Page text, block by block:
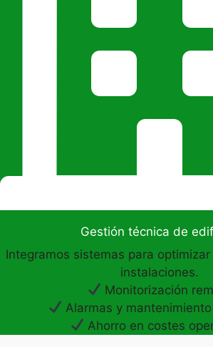
Gestión técnica de
Integramos sistemas para
instalaciones.
Monitorización
Alarmas y
Ahorro en costes